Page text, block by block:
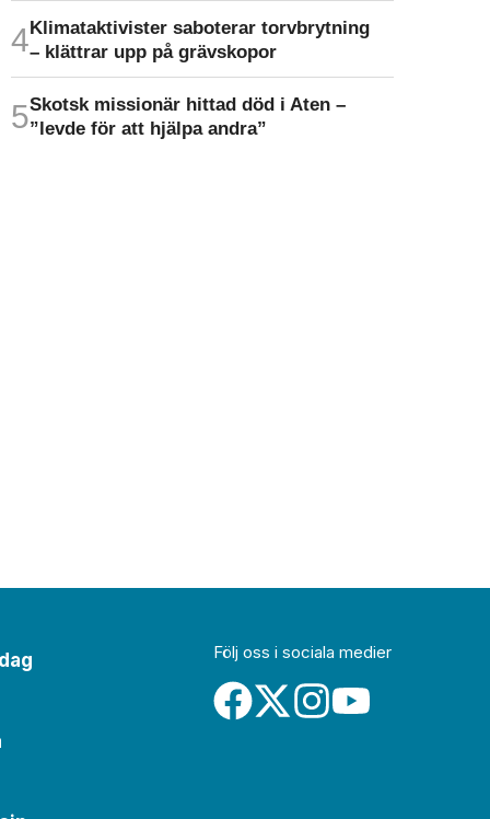
Klimat­aktivister saboterar torv­brytning
– klättrar upp på gräv­skopor
Skotsk missionär hittad död i Aten –
”levde för att hjälpa andra”
Följ oss i sociala medier